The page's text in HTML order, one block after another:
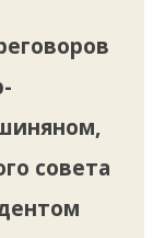
совета